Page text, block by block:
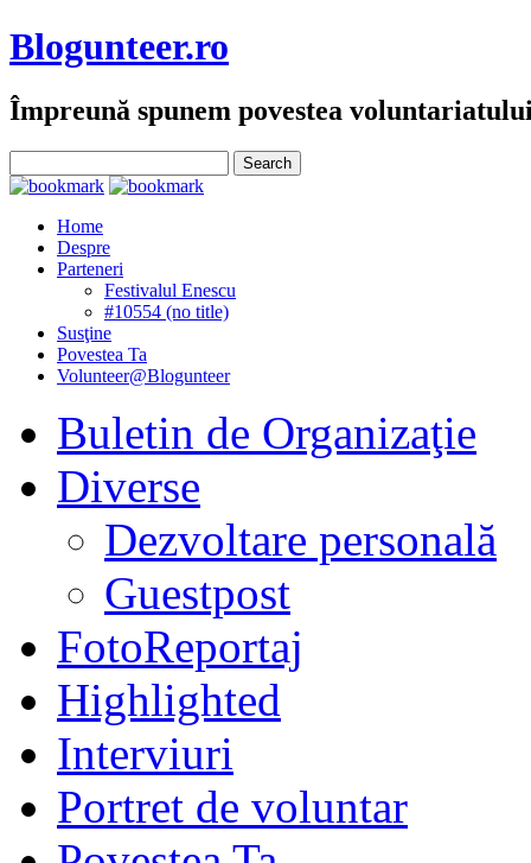
Blogunteer.ro
Împreună spunem povestea
Home
Despre
Parteneri
Festivalul Enescu
#10554 (no title)
Susţine
Povestea Ta
Volunteer@Blogunteer
Buletin de Organizaţie
Diverse
Dezvoltare personală
Guestpost
FotoReportaj
Highlighted
Interviuri
Portret de voluntar